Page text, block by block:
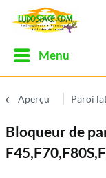
Menu
Aperçu Paroi
Bloqueur de